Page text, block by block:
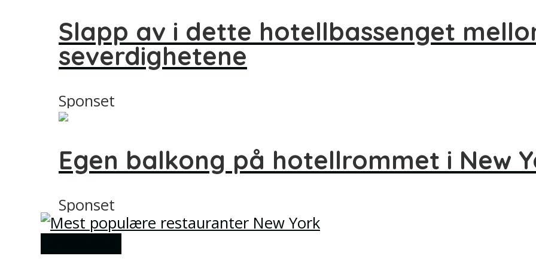
Slapp av i dette hotellbassenget
severdighetene
Sponset
Egen balkong på hotellrommet i New
Sponset